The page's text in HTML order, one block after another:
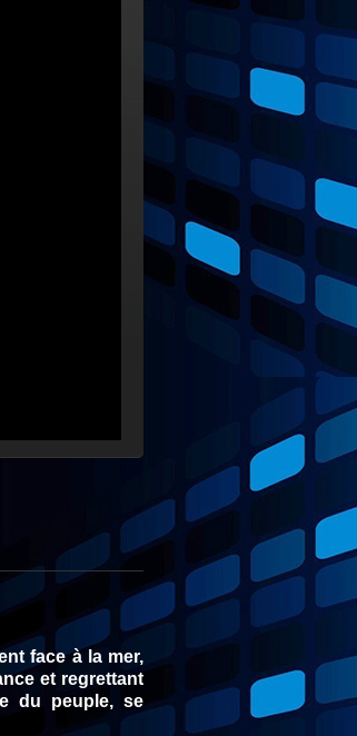
face à la mer,
et regrettant
du peuple, se